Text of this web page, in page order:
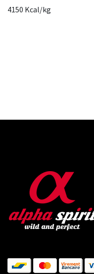
4150 Kcal/kg